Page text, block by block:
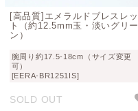
[高品質]エメラルドブレスレッ
ト（約12.5mm玉・淡いグリー
ン）
腕周り約17.5-18cm（サイズ変更
可）
[EERA-BR1251IS]
SOLD OUT